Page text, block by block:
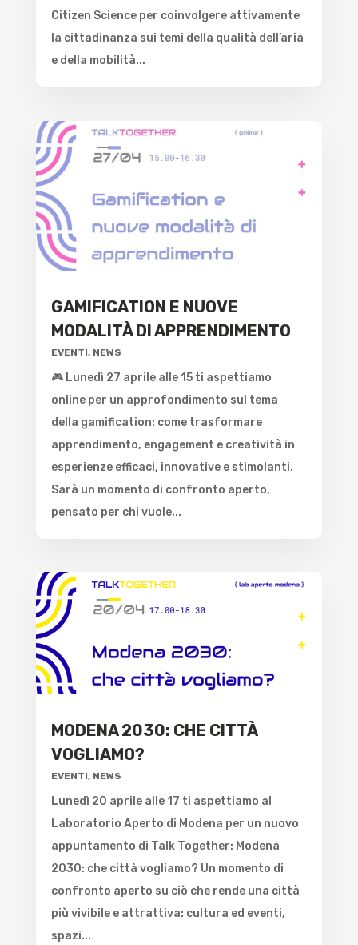
Citizen Science per coinvolgere attivamente
la cittadinanza sui temi della qualità dell’aria
e della mobilità...
GAMIFICATION E NUOVE
MODALITÀ DI APPRENDIMENTO
EVENTI, NEWS
🎮 Lunedì 27 aprile alle 15 ti aspettiamo
online per un approfondimento sul tema
della gamification: come trasformare
apprendimento, engagement e creatività in
esperienze efficaci, innovative e stimolanti.
Sarà un momento di confronto aperto,
pensato per chi vuole...
MODENA 2030: CHE CITTÀ
VOGLIAMO?
EVENTI, NEWS
Lunedì 20 aprile alle 17 ti aspettiamo al
Laboratorio Aperto di Modena per un nuovo
appuntamento di Talk Together: Modena
2030: che città vogliamo? Un momento di
confronto aperto su ciò che rende una città
più vivibile e attrattiva: cultura ed eventi,
spazi...